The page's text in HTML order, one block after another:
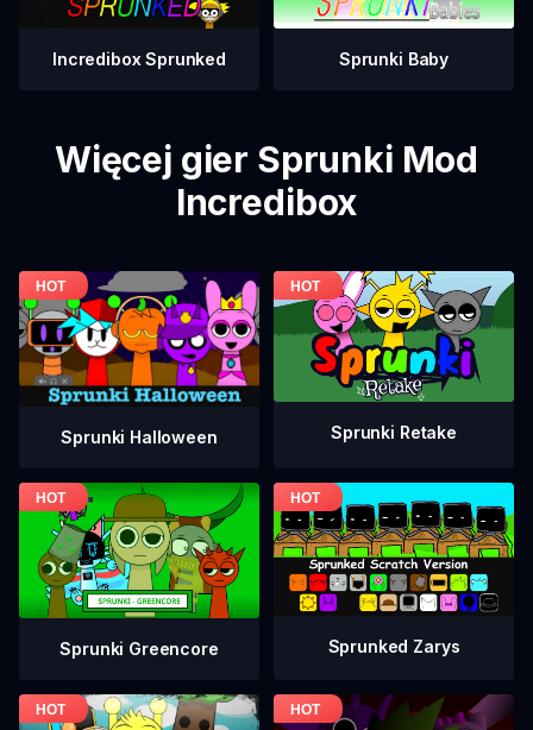
Incredibox Sprunked Sprunki Baby
Więcej gier Sprunki Mod
Incredibox
Sprunki Halloween Sprunki Retake
Sprunki Greencore Sprunked Zarys